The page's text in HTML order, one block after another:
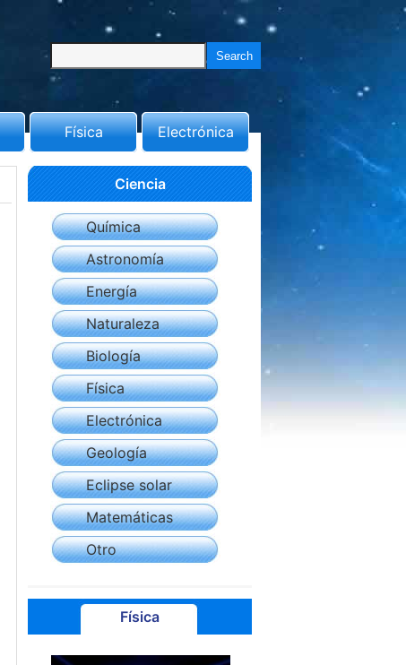
Física Electrónica
Ciencia
Química
Astronomía
Energía
Naturaleza
Biología
Física
Electrónica
Geología
Eclipse solar
Matemáticas
Otro
Física